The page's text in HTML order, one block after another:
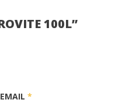
100L”
EMAIL*